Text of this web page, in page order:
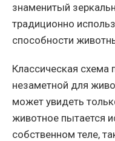
знаменитый
традиционно
способности
Классическая схема
незаметной для
может увидеть
животное пытается
собственном теле,